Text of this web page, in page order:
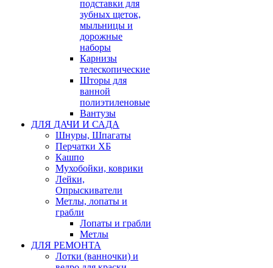
подставки для
зубных щеток,
мыльницы и
дорожные
наборы
Карнизы
телескопические
Шторы для
ванной
полиэтиленовые
Вантузы
ДЛЯ ДАЧИ И САДА
Шнуры, Шпагаты
Перчатки ХБ
Кашпо
Мухобойки, коврики
Лейки,
Опрыскиватели
Метлы, лопаты и
грабли
Лопаты и грабли
Метлы
ДЛЯ РЕМОНТА
Лотки (ванночки) и